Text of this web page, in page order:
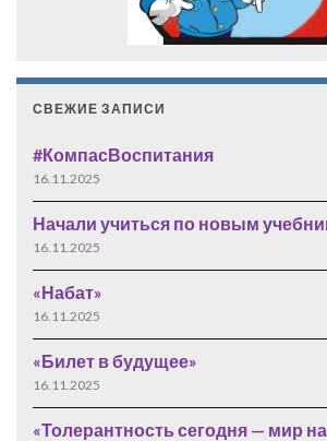
СВЕЖИЕ ЗАПИСИ
#КомпасВоспитания
16.11.2025
Начали учиться по новым
16.11.2025
«Набат»
16.11.2025
«Билет в будущее»
16.11.2025
«Толерантность сегодня — мир